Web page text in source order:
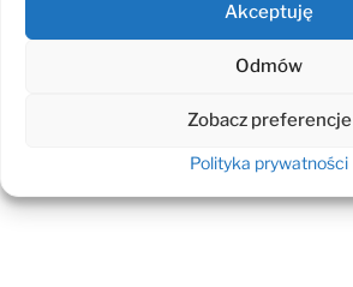
Akceptuję
Odmów
Zobacz preferencje
Polityka prywatności
IBM Flash System 5200